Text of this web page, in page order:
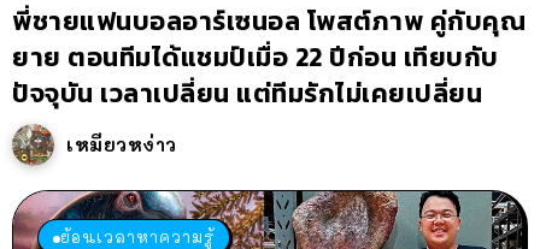
พี่ชายแฟนบอลอาร์เซนอล โพสต์ภาพ คู่กับคุณ
ยาย ตอนทีมได้แชมป์เมื่อ 22 ปีก่อน เทียบกับ
ปัจจุบัน เวลาเปลี่ยน แต่ทีมรักไม่เคยเปลี่ยน
เหมียวหง่าว
ย้อนเวลาหาความรู้